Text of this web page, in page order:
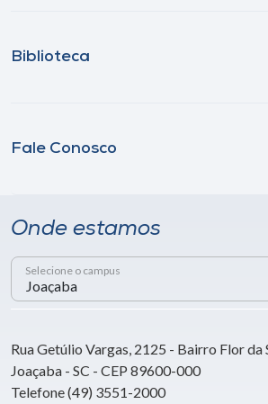
Biblioteca
Fale Conosco
Onde estamos
Selecione o campus
Rua Getúlio Vargas, 2125 - Bairro Flor da
Joaçaba - SC - CEP 89600-000
Telefone (49) 3551-2000